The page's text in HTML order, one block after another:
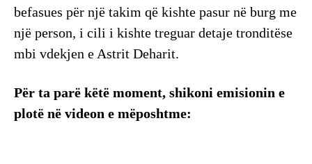
befasues për një takim që kishte pasur në burg me
një person, i cili i kishte treguar detaje tronditëse
mbi vdekjen e Astrit Deharit.
Për ta parë këtë moment, shikoni emisionin e
plotë në videon e mëposhtme: